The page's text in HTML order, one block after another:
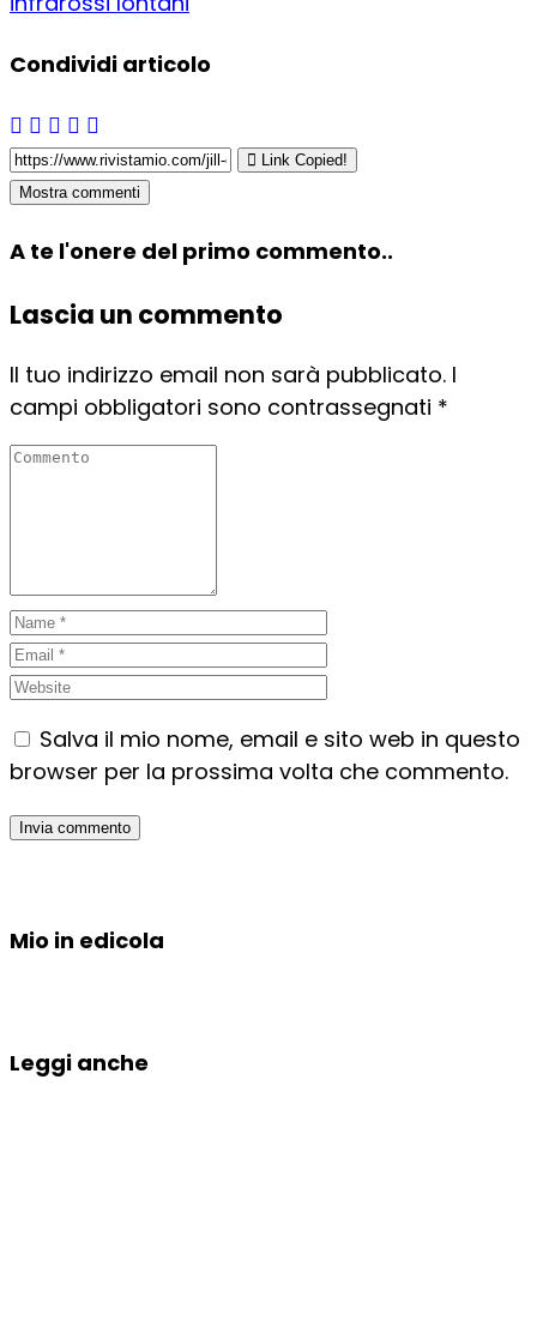
Condividi articolo
Link Copied!
Mostra commenti
A te l'onere del primo commento..
Lascia un commento
Il tuo indirizzo email non sarà pubblicato. I
campi obbligatori sono contrassegnati *
Salva il mio nome, email e sito web in questo
browser per la prossima volta che commento.
Mio in edicola
Leggi anche